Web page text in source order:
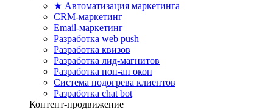
★ Автоматизация маркетинга
CRM-маркетинг
Email-маркетинг
Разработка web push
Разработка квизов
Разработка лид-магнитов
Разработка поп-ап окон
Система подогрева клиентов
Разработка chat bot
Контент-продвижение